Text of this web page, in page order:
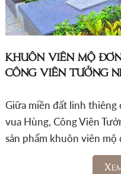
KHUÔN VIÊN MỘ
CÔNG VIÊN TƯỞNG
Giữa miền đất linh thiêng
vua Hùng, Công Viên
sản phẩm khuôn viên